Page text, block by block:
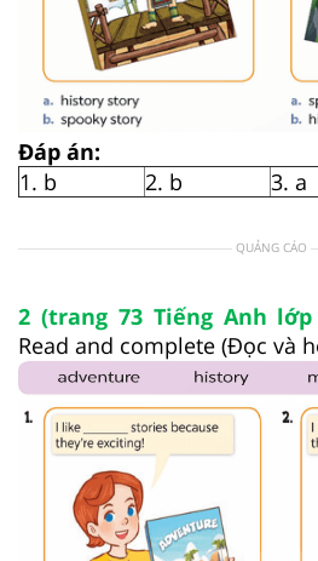
Đáp án:
1. b
2. b 3. a
QUẢNG CÁO
2 (trang 73 Tiếng Anh lớp
Read and complete (Đọc và